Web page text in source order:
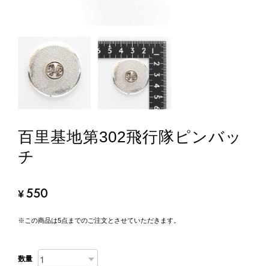
百里基地第302飛行隊ピンバッ
チ
¥550
※この商品は5点までのご注文とさせていただきます。
数量